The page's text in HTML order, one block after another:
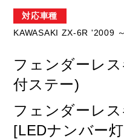
HONDA YAMAHA
KAWASAKI BMW
HARLEY DAVIDSON
対応車種
KAWASAKI ZX-6R '2009
フェンダーレ
付ステー)
フェンダーレ
[LEDナンバー